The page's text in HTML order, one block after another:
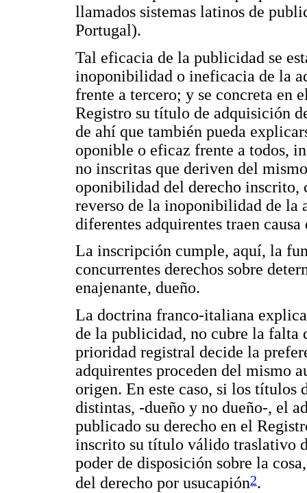
llamados sistemas latinos de
Portugal).
Tal eficacia de la publicidad se
inoponibilidad o ineficacia de la
frente a tercero; y se concreta en
Registro su título de adquisición
de ahí que también pueda
oponible o eficaz frente a todos,
no inscritas que deriven del
oponibilidad del derecho inscrito,
reverso de la inoponibilidad de la
diferentes adquirentes traen
La inscripción cumple, aquí, la
concurrentes derechos sobre
enajenante, dueño.
La doctrina franco-italiana
de la publicidad, no cubre la falta
prioridad registral decide la
adquirentes proceden del mismo
origen. En este caso, si los títulos
distintas, -dueño y no dueño-, el
publicado su derecho en el
inscrito su título válido traslativo
poder de disposición sobre la
del derecho por usucapión2.